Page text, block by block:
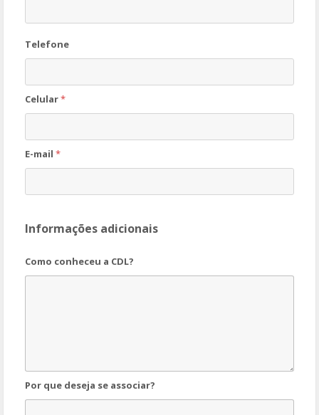
Telefone
Celular*
E-mail*
Informações adicionais
o
m
m
p
r
Como conheceu a CDL?
Por que deseja se associar?